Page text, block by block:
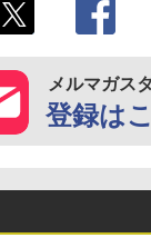
メルマガス
登録は